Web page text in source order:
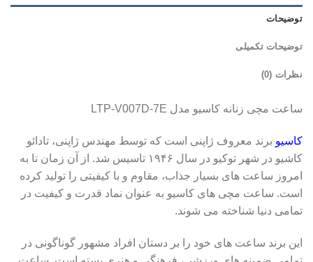
توضیحات
توضیحات تکمیلی
نظرات (0)
ساعت مچی زنانه کاسیو مدل LTP-V007D-7E
کاسیو برند معروف ژاپنی است که توسط مهندس ژاپنی، تادائو
کاشیو در شهر توکیو در سال ۱۹۴۶ تاسیس شد. از آن زمان تا به
امروز ساعت های بسیار جذاب، مقاوم و با کیفیتی را تولید کرده
است. ساعت مچی های کاسیو به عنوان نماد قدرت و کیفیت در
تمامی دنیا شناخته می شوند.
این برند ساعت های خود را بر دستان افراد مشهور گوناگونی در